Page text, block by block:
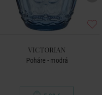
VICTORIAN
Poháre - modrá